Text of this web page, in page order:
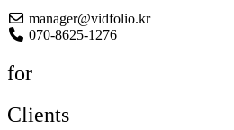
manager@vidfolio.kr
070-8625-1276
for
Clients